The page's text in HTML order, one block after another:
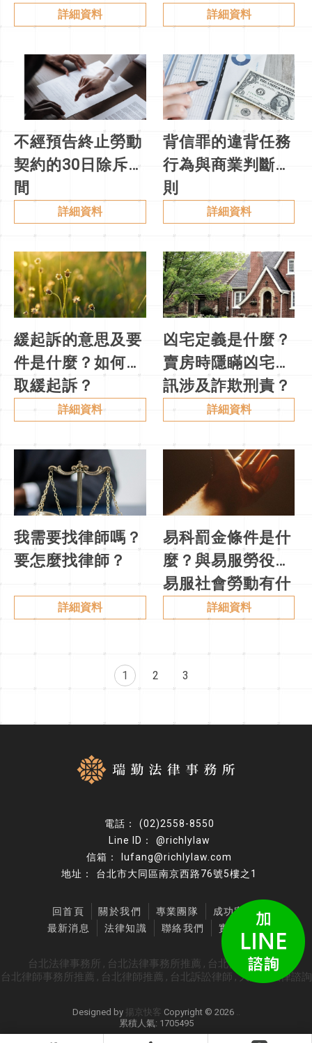
詳細資料 詳細資料
不經預告終止勞動
契約的30日除斥期
間
詳細資料
背信罪的違背任務
行為與商業判斷法
則
詳細資料
緩起訴的意思及要
件是什麼？如何爭
取緩起訴？
詳細資料
凶宅定義是什麼？
賣房時隱瞞凶宅資
訊涉及詐欺刑責？
詳細資料
我需要找律師嗎？
要怎麼找律師？
詳細資料
易科罰金條件是什
麼？與易服勞役、
易服社會勞動有什
麼不同？詳細資料
1 2 3
(02)2558-8550
@richlylaw
lufang@richlylaw.com
台北市大同區南京西路76號5樓之1
回首頁 關於我們 專業團隊
成功案例
最新消息
法律知識 聯絡我們 實用連結
台北法律事務所 台北法律事務所推薦
台北律師事務所
台北律師事務所推薦
台北律師推薦 台北訴訟律師 大同區法律諮詢
Designed by 揚京快客 Copyright © 2026 ..
累積人氣: 1705495